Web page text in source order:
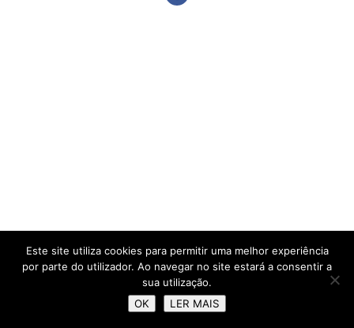
Este site utiliza cookies para permitir uma melhor experiência
por parte do utilizador. Ao navegar no site estará a consentir a
sua utilização.
OK
LER MAIS